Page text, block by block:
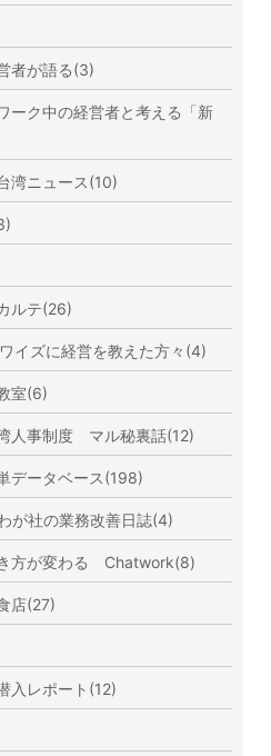
者が語る(3)
ーク中の経営者と考える「新
湾ニュース(10)
ルテ(26)
イズに経営を教えた方々(4)
室(6)
人事制度 マル秘裏話(12)
データベース(198)
社の業務改善日誌(4)
方が変わる Chatwork(8)
店(27)
入レポート(12)